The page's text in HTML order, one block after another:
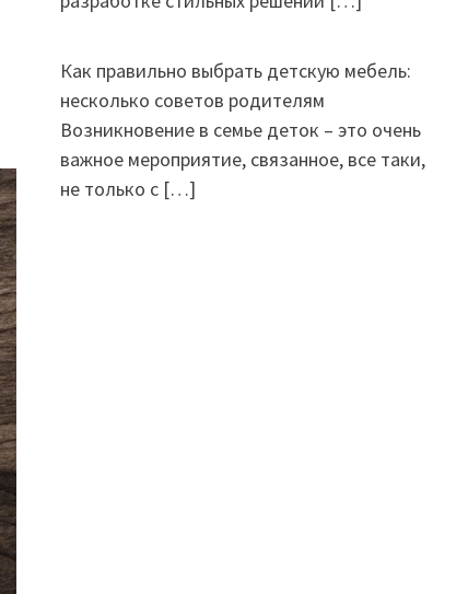
Как правильно выбрать детскую мебель:
несколько советов родителям
Возникновение в семье деток – это очень
важное мероприятие, связанное, все таки,
не только с […]